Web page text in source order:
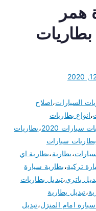
همر
بطاريات
السيارات،اصلاح
،انواع بطاريات
سيارات 2020 ،بطاريات
بطاريات سيارات
،بطارية،بطارية اي
تركية،بطارية سيارة
باتري،تبديل بطاريات
،تبديل بطارية
امام المنزل،تبديل